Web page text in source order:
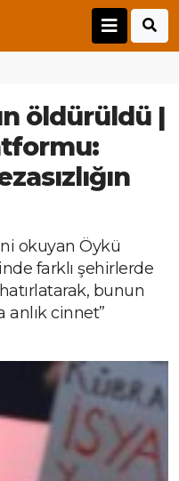
öldürüldü |
okuyan Öykü
farklı şehirlerde
bunun
anlık cinnet”